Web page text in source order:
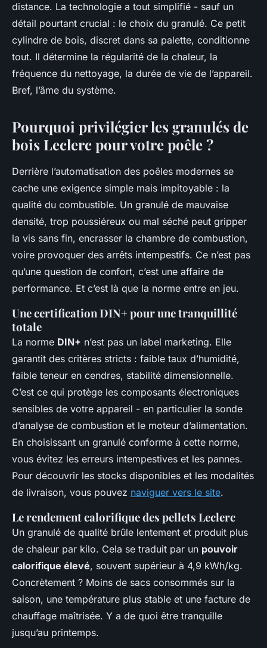
Aubine•04/04/2026 13:17•9 min de lecture
distance. La technologie a tout simplifié - sauf un
détail pourtant crucial : le choix du granulé. Ce petit
cylindre de bois, discret dans sa palette, conditionne
tout. Il détermine la régularité de la chaleur, la
fréquence du nettoyage, la durée de vie de l’appareil.
Bref, l’âme du système.
Pourquoi privilégier les granulés de
bois Leclerc pour votre poêle ?
Derrière l’automatisation des poêles modernes se
cache une exigence simple mais impitoyable : la
qualité du combustible. Un granulé de mauvaise
densité, trop poussiéreux ou mal séché peut gripper
la vis sans fin, encrasser la chambre de combustion,
voire provoquer des arrêts intempestifs. Ce n’est pas
qu’une question de confort, c’est une affaire de
performance. Et c’est là que la norme entre en jeu.
Une certification DIN+ pour une tranquillité
totale
La norme DIN+ n’est pas un label marketing. Elle
garantit des critères stricts : faible taux d’humidité,
faible teneur en cendres, stabilité dimensionnelle.
C’est ce qui protège les composants électroniques
sensibles de votre appareil - en particulier la sonde
d’analyse de combustion et le moteur d’alimentation.
En choisissant un granulé conforme à cette norme,
vous évitez les erreurs intempestives et les pannes.
Pour découvrir les stocks disponibles et les modalités
de livraison, vous pouvez naviguer vers le site.
Le rendement calorifique des pellets Leclerc
Un granulé de qualité brûle lentement et produit plus
de chaleur par kilo. Cela se traduit par un pouvoir
calorifique élevé, souvent supérieur à 4,9 kWh/kg.
Concrètement ? Moins de sacs consommés sur la
saison, une température plus stable et une facture de
chauffage maîtrisée. Y a de quoi être tranquille
jusqu’au printemps.